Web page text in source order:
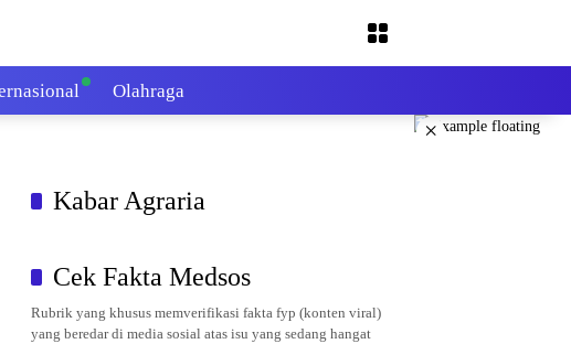
Olahraga
×
Kabar Agraria
Cek Fakta Medsos
Rubrik yang khusus memverifikasi fakta fyp (konten viral)
yang beredar di media sosial atas isu yang sedang hangat